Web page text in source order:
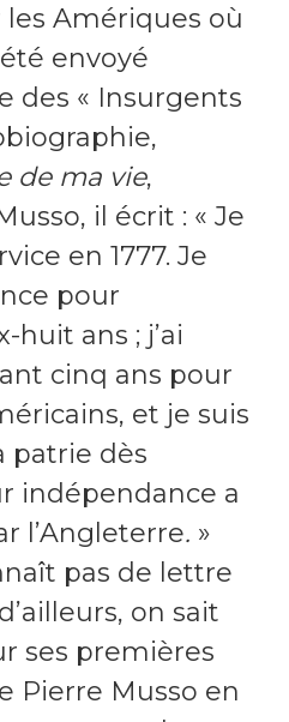
Amériques où
envoyé
des « Insurgents
de ma vie,
il écrit : « Je
en 1777. Je
pour
huit ans ; j’ai
cinq ans pour
et je suis
patrie dès
indépendance a
l’Angleterre. »
pas de lettre
on sait
ses premières
Pierre Musso en